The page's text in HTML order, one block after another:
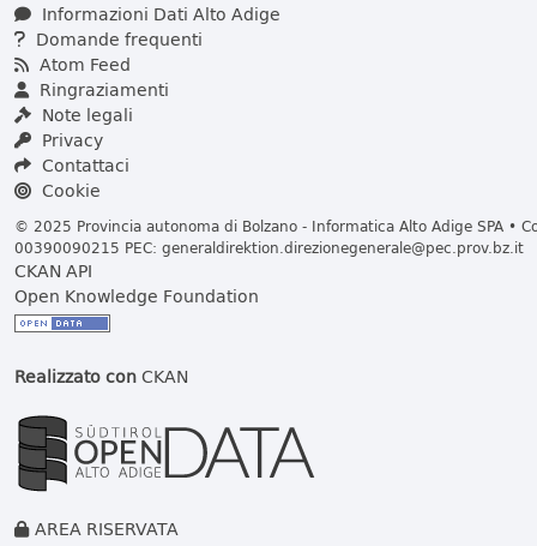
Informazioni Dati Alto Adige
Domande frequenti
Atom Feed
Ringraziamenti
Note legali
Privacy
Contattaci
Cookie
© 2025 Provincia autonoma di Bolzano - Informatica Alto Adige SPA •
00390090215 PEC: generaldirektion.direzionegenerale@pec.prov.bz.it
CKAN API
Open Knowledge Foundation
Realizzato conCKAN
AREA RISERVATA